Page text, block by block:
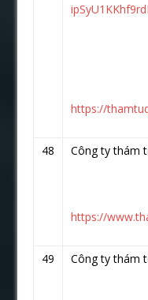
https://
48 Công ty thám
https://
49 Công ty thám